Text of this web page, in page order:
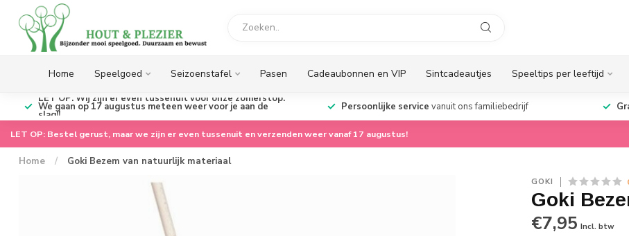
Home Speelgoed Seizoenstafel Pasen Cadeaubonnen en VIP Sintcadeautjes Speeltips per leeftijd
LET OP: Wij zijn er even tussenuit voor onze zomerstop.
We gaan op 17 augustus meteen weer voor je aan de
slag!!
Persoonlijke service vanuit ons familiebedrijf
LET OP: Bestel gerust, maar we zijn er even tussenuit en verzenden weer vanaf 17 augustus!
Home / Goki Bezem van natuurlijk materiaal
GOKI
Goki
€7,95 Incl. btw